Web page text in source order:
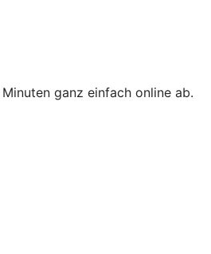
ganz einfach online ab.